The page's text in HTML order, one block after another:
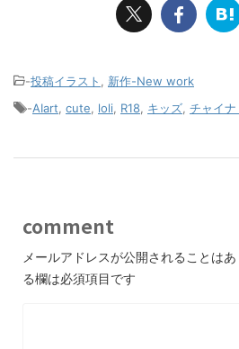
-投稿イラスト
新作-New work
-AIart cute loli R18 キッズ チャイナ
comment
メールアドレスが公開されることはあ
る欄は必須項目です